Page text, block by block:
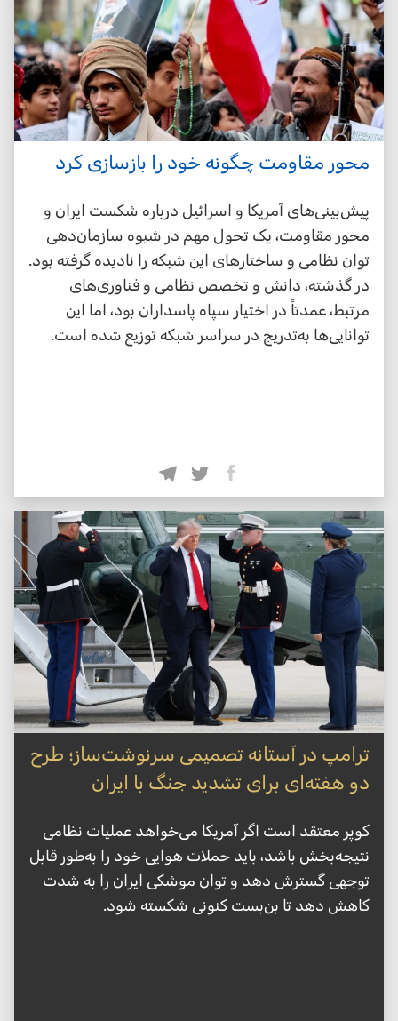
محور مقاومت چگونه خود را بازسازی کرد
پیش‌بینی‌های آمریکا و اسرائیل درباره شکست ایران و
محور مقاومت، یک تحول مهم در شیوه سازمان‌دهی
توان نظامی و ساختارهای این شبکه را نادیده گرفته بود.
در گذشته، دانش و تخصص نظامی و فناوری‌های
مرتبط، عمدتاً در اختیار سپاه پاسداران بود، اما این
توانایی‌ها به‌تدریج در سراسر شبکه توزیع شده است.
ترامپ در آستانه تصمیمی سرنوشت‌ساز؛ طرح
دو هفته‌ای برای تشدید جنگ با ایران
کوپر معتقد است اگر آمریکا می‌خواهد عملیات نظامی
نتیجه‌بخش باشد، باید حملات هوایی خود را به‌طور قابل
توجهی گسترش دهد و توان موشکی ایران را به شدت
کاهش دهد تا بن‌بست کنونی شکسته شود.